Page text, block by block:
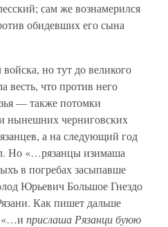
сам же вознамерился
обидевших его сына
но тут до великого
весть, что против него
— также потомки
нынешних черниговских
а на следующий год
Но «…рязанцы изимаша
в погребах засыпавше
Юрьевич Большое Гнездо
Как пишет дальше
«…и прислаша Рязанци буюю